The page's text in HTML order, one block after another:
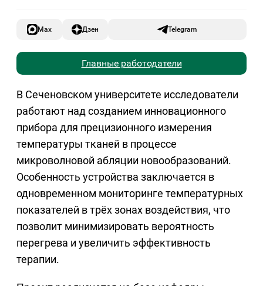
Max Дзен Telegram
Главные работодатели
В Сеченовском университете исследователи
работают над созданием инновационного
прибора для прецизионного измерения
температуры тканей в процессе
микроволновой абляции новообразований.
Особенность устройства заключается в
одновременном мониторинге температурных
показателей в трёх зонах воздействия, что
позволит минимизировать вероятность
перегрева и увеличить эффективность
терапии.